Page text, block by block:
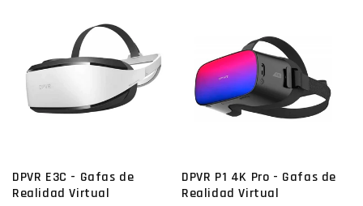
DPVR E3C - Gafas de
Realidad Virtual
DPVR P1 4K Pro - Gafas de
Realidad Virtual